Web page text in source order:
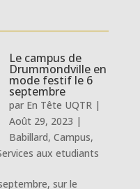
Le campus de
Drummondville en
mode festif le 6
septembre
par En Tête UQTR|
Août 29, 2023 |
Babillard, Campus,
aux etudiants
sur le